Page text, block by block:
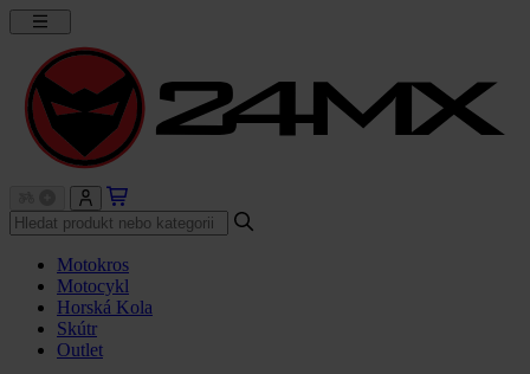
Motokros
Motocykl
Horská Kola
Skútr
Outlet